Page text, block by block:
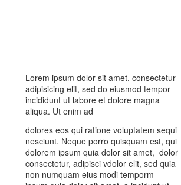
Lorem ipsum dolor sit amet, consectetur
adipisicing elit, sed do eiusmod tempor
incididunt ut labore et dolore magna
aliqua. Ut enim ad
dolores eos qui ratione voluptatem sequi
nesciunt. Neque porro quisquam est, qui
dolorem ipsum quia dolor sit amet, dolor
consectetur, adipisci vdolor elit, sed quia
non numquam eius modi temporm